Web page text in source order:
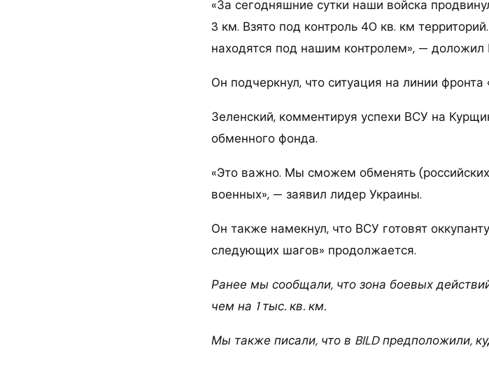
«За сегодняшние сутки наши войска
3 км. Взято под контроль 40 кв. км
находятся под нашим контролем», — доложил
Он подчеркнул, что ситуация на линии фронта
Зеленский, комментируя успехи ВСУ на
обменного фонда.
«Это важно. Мы сможем обменять
военных», — заявил лидер Украины.
Он также намекнул, что ВСУ готовят
следующих шагов» продолжается.
Ранее мы сообщали, что зона боевых
чем на 1 тыс. кв. км.
Мы также писали, что в BILD предположили,